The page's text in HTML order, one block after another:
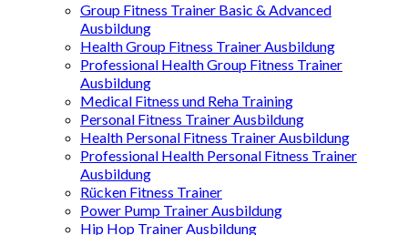
Group Fitness Trainer Basic & Advanced
Ausbildung
Health Group Fitness Trainer Ausbildung
Professional Health Group Fitness Trainer
Ausbildung
Medical Fitness und Reha Training
Personal Fitness Trainer Ausbildung
Health Personal Fitness Trainer Ausbildung
Professional Health Personal Fitness Trainer
Ausbildung
Rücken Fitness Trainer
Power Pump Trainer Ausbildung
Hip Hop Trainer Ausbildung